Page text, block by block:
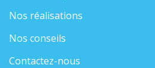
Nos réalisations
Nos conseils
Contactez-nous